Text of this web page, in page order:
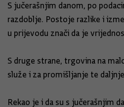
S jučerašnjim danom, po
razdoblje. Postoje razlike i
u prijevodu znači da je
S druge strane, trgovina na
služe i za promišljanje te
Rekao je i da su s jučerašnjim